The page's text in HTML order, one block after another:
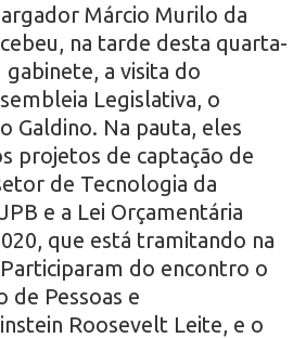
Márcio Murilo da
na tarde desta quarta-
a visita do
Legislativa, o
Galdino. Na pauta, eles
projetos de captação de
de Tecnologia da
e a Lei Orçamentária
que está tramitando na
do encontro o
de Pessoas e
Roosevelt Leite, e o